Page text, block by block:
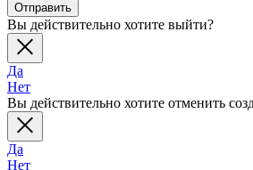
Отправить
Вы действительно хотите выйти?
Да
Нет
Вы действительно хотите отменить
Да
Нет